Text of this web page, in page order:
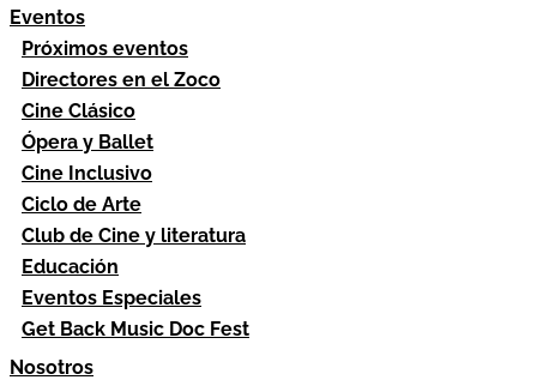
Eventos
Próximos eventos
Directores en el Zoco
Cine Clásico
Ópera y Ballet
Cine Inclusivo
Ciclo de Arte
Club de Cine y literatura
Educación
Eventos Especiales
Get Back Music Doc Fest
Nosotros